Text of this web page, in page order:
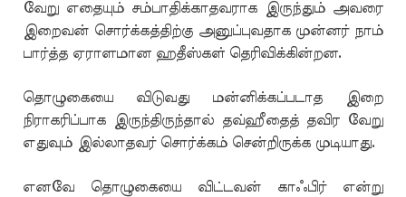
வேறு எதையும் சம்பாதிக்காதவராக இருந்தும் அவரை
இறைவன் சொர்க்கத்திற்கு அனுப்புவதாக முன்னர் நாம்
பார்த்த ஏராளமான ஹதீஸ்கள் தெரிவிக்கின்றன.
தொழுகையை விடுவது மன்னிக்கப்படாத இறை
நிராகரிப்பாக இருந்திருந்தால் தவ்ஹீதைத் தவிர வேறு
எதுவும் இல்லாதவர் சொர்க்கம் சென்றிருக்க முடியாது.
எனவே தொழுகையை விட்டவன் காஃபிர் என்று